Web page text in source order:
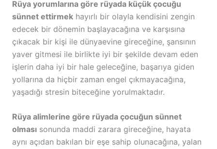
Rüya yorumlarına göre rüyada küçük çocuğu
sünnet ettirmekhayırlı bir olayla kendisini zengin
edecek bir dönemin başlayacağına ve karşısına
çıkacak bir kişi ile dünyaevine gireceğine, şansının
yaver gitmesi ile birlikte iyi bir şekilde devam eden
işlerin daha iyi bir hale geleceğine, başarıya giden
yollarına da hiçbir zaman engel çıkmayacağına,
yaşadığı stresin biteceğine yorulmaktadır.
Rüya alimlerine göre rüyada çocuğun sünnet
olmasısonunda maddi zarara gireceğine, hayata
aynı açıdan bakılan bir eşe sahip olunacağına, yalan